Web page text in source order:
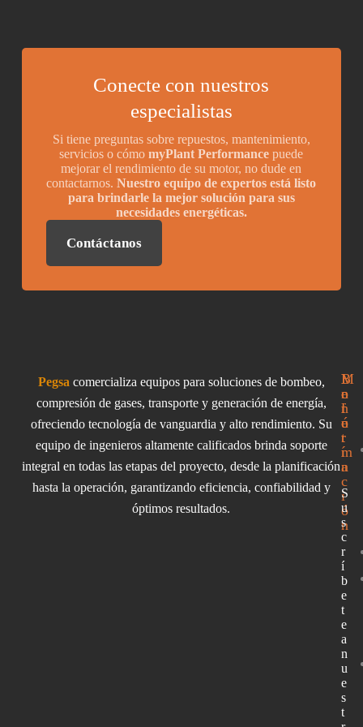
Conecte con nuestros
especialistas
Si tiene preguntas sobre repuestos, mantenimiento,
servicios o cómomyPlant Performance puede
mejorar el rendimiento de su motor, no dude en
contactarnos.Nuestro equipo de expertos está listo
para brindarle la mejor solución para sus
necesidades energéticas.
Contáctanos
Pegsa comercializa equipos para soluciones de bombeo,
compresión de gases, transporte y generación de energía,
ofreciendo tecnología de vanguardia y alto rendimiento. Su
equipo de ingenieros altamente calificados brinda soporte
integral en todas las etapas del proyecto, desde la planificación
hasta la operación, garantizando eficiencia, confiabilidad y
óptimos resultados.
I
n
f
o
r
m
a
c
i
ó
n
M
e
n
ú
B
o
l
e
t
í
n
S
u
s
c
r
í
b
e
t
e
a
n
u
e
s
t